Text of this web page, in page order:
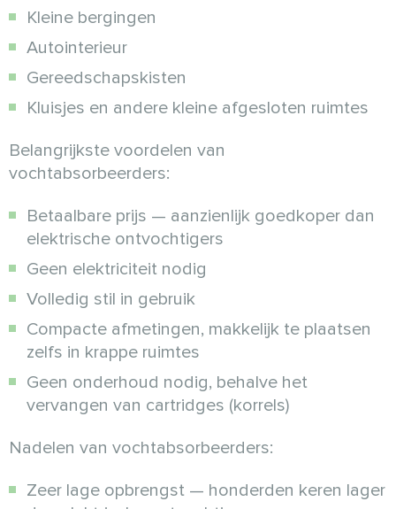
Kleine bergingen
Autointerieur
Gereedschapskisten
Kluisjes en andere kleine afgesloten ruimtes
Belangrijkste voordelen van
vochtabsorbeerders:
Betaalbare prijs — aanzienlijk goedkoper dan
elektrische ontvochtigers
Geen elektriciteit nodig
Volledig stil in gebruik
Compacte afmetingen, makkelijk te plaatsen
zelfs in krappe ruimtes
Geen onderhoud nodig, behalve het
vervangen van cartridges (korrels)
Nadelen van vochtabsorbeerders:
Zeer lage opbrengst — honderden keren lager